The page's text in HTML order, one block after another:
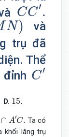
CC′.
CC′.
N)
N) và
trụ đã
Thể
C′
C′
D. 15.
15.
∩ A′C. Ta có
khối lăng trụ